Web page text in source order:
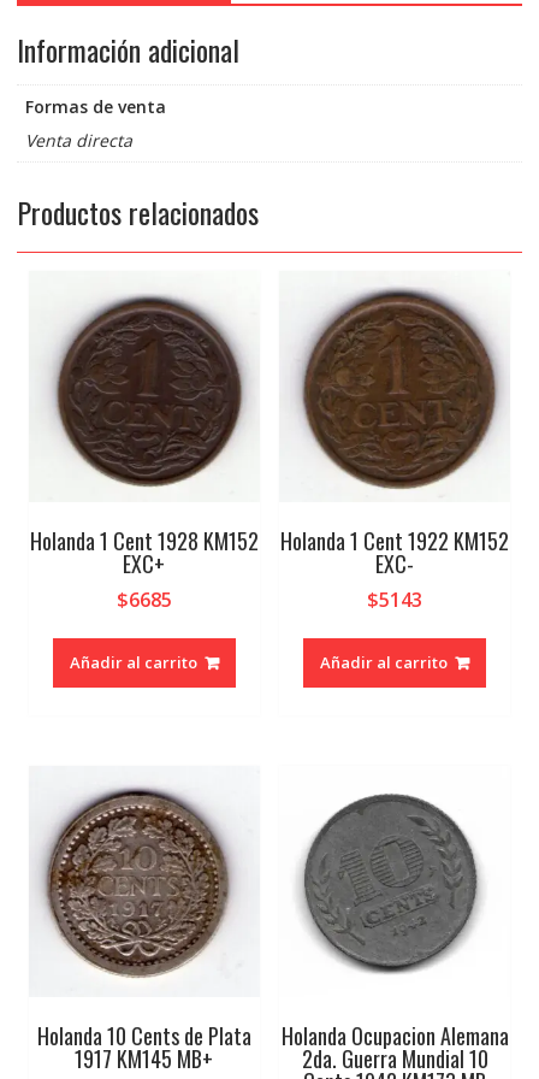
Información adicional
Formas de venta
Venta directa
Productos relacionados
Holanda 1 Cent 1928 KM152
EXC+
$6685
Añadir al carrito
Holanda 1 Cent 1922 KM152
EXC-
$5143
Añadir al carrito
Holanda 10 Cents de Plata
1917 KM145 MB+
Holanda Ocupacion Alemana
2da. Guerra Mundial 10